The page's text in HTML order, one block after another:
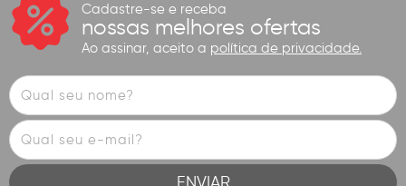
Cadastre-se e receba
nossas melhores ofertas
Ao assinar, aceito a política de privacidade.